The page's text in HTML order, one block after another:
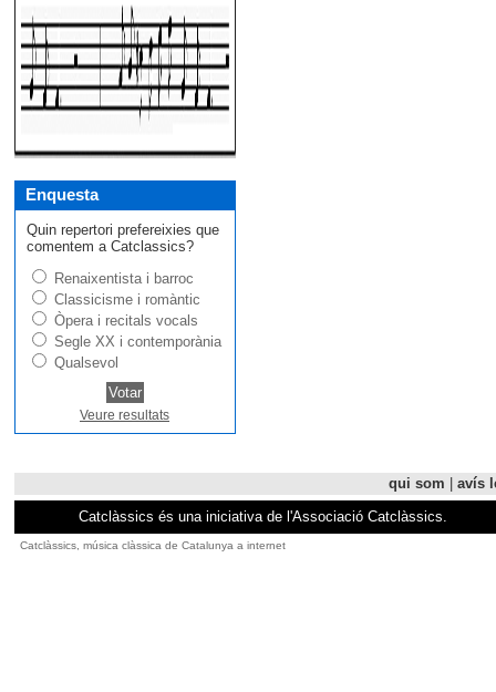
Enquesta
Quin repertori prefereixies que
comentem a Catclassics?
Renaixentista i barroc
Classicisme i romàntic
Òpera i recitals vocals
Segle XX i contemporània
Qualsevol
Veure resultats
qui som
avís
Catclàssics és una iniciativa de l'Associació Catclàssics.
Catclàssics, música clàssica de Catalunya a internet